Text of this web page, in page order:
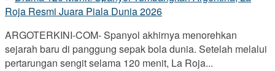
ARGOTERKINI-COM- Spanyol akhirnya menorehkan
sejarah baru di panggung sepak bola dunia. Setelah melalui
pertarungan sengit selama 120 menit, La Roja...